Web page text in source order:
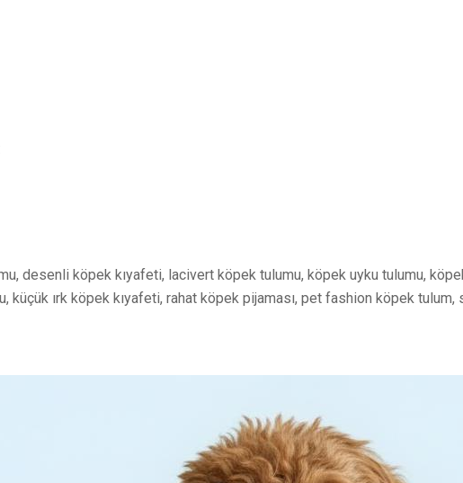
desenli köpek kıyafeti, lacivert köpek tulumu, köpek uyku tulumu,
küçük ırk köpek kıyafeti, rahat köpek pijaması, pet fashion köpek